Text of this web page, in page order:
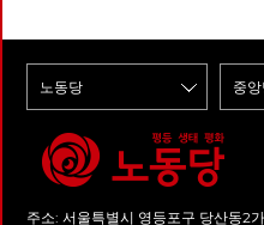
북악산과 낙산, 남산과 인왕산을
지나는 길로, 시즌1에 비해 자연
보다는 역사와 문화에 중점을 둔
다. 이른바 '경성의 재발견'이다.
정치를 아우르는 프로그램이다.
시즌2에도 많은 분들의 동행을
기다린다.
지 느끼게 합니다. 그러나 경성
의 실제는 결코 친숙하지도 매력
적이지도 않았습니다. 1920년
경성에는 이미 400여개의 공장
개로 늘어납니다. 일제의 토지조
사사업으로 삶의 터전을 잃은 농
민들이 일자리를 찾아 경성으로
노동자 대부분은 신당동, 아현
사회 속에서 서로의 손을 잡지
못하고 이렇게 ‘적’이 된 이유가
능력주의라고 지적한다. 새삼
가 누굴 걱정해”처럼 청년들이
서로에게 무심한 건 알았다(물
론, 이건 ‘청년’만의 문제가 아닐
생 당원이다. 4월 산업재해로 죽
청년 노동자의 이야기를 듣고 싶
었다. 부슬부슬 비가 내리는 전
태일 다리에서 이동 노동자의 오
토바이 소리와 함께, 노동당 청
년 당원이 어떻게 세상을 바라보
고 미래를 준비하고 있는지 현장
의 소리를 인터뷰에 담았다.
주소: 서울특별시 영등포구 당산동2